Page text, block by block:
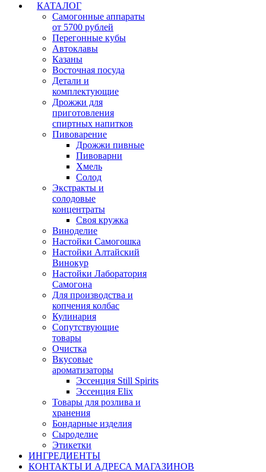
КАТАЛОГ
Самогонные аппараты
от 5700 рублей
Перегонные кубы
Автоклавы
Казаны
Восточная посуда
Детали и
комплектующие
Дрожжи для
приготовления
спиртных напитков
Пивоварение
Дрожжи пивные
Пивоварни
Хмель
Солод
Экстракты и
солодовые
концентраты
Своя кружка
Виноделие
Настойки Самогошка
Настойки Алтайский
Винокур
Настойки Лаборатория
Самогона
Для производства и
копчения колбас
Кулинария
Сопутствующие
товары
Очистка
Вкусовые
ароматизаторы
Эссенция Still Spirits
Эссенция Elix
Товары для розлива и
хранения
Бондарные изделия
Cыроделие
Этикетки
ИНГРЕДИЕНТЫ
КОНТАКТЫ И АДРЕСА МАГАЗИНОВ